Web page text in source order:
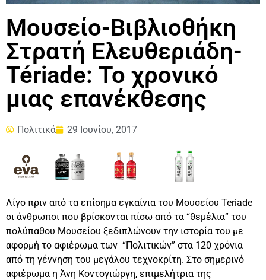
Μουσείο-Βιβλιοθήκη
Στρατή Ελευθεριάδη-
Tériade: Το χρονικό
μιας επανέκθεσης
Πολιτικά 29 Ιουνίου, 2017
Λίγο πριν από τα επίσημα εγκαίνια του Μουσείου Teriade
οι άνθρωποι που βρίσκονται πίσω από τα “θεμέλια” του
πολύπαθου Μουσείου ξεδιπλώνουν την ιστορία του με
αφορμή το αφιέρωμα των “Πολιτικών” στα 120 χρόνια
από τη γέννηση του μεγάλου τεχνοκρίτη. Στο σημερινό
αφιέρωμα η Άνη Κοντογιώργη, επιμελήτρια της